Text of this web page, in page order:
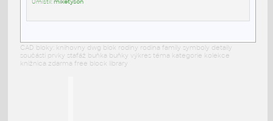
Umístil:miketyson
CAD bloky: knihovny dwg blok rodiny rodina family symboly detaily
součásti prvky stafáž buňka buňky výkres téma kategorie kolekce
knižnica zdarma free block library